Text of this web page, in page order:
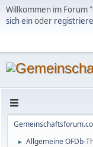
Willkommen im Forum "
sich einoder
►
Allgemeine OFDb-